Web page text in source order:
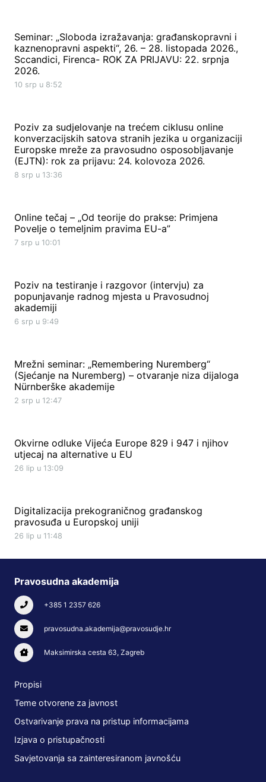
Seminar: „Sloboda izražavanja: građanskopravni i
kaznenopravni aspekti“, 26. – 28. listopada 2026.,
Sccandici, Firenca- ROK ZA PRIJAVU: 22. srpnja
2026.
10 srp u 8:52
Poziv za sudjelovanje na trećem ciklusu online
konverzacijskih satova stranih jezika u organizaciji
Europske mreže za pravosudno osposobljavanje
(EJTN): rok za prijavu: 24. kolovoza 2026.
8 srp u 13:36
Online tečaj – „Od teorije do prakse: Primjena
Povelje o temeljnim pravima EU-a”
7 srp u 10:01
Poziv na testiranje i razgovor (intervju) za
popunjavanje radnog mjesta u Pravosudnoj
akademiji
6 srp u 9:49
Mrežni seminar: „Remembering Nuremberg“
(Sjećanje na Nuremberg) – otvaranje niza dijaloga
Nürnberške akademije
2 srp u 12:47
Okvirne odluke Vijeća Europe 829 i 947 i njihov
utjecaj na alternative u EU
26 lip u 13:09
Digitalizacija prekograničnog građanskog
pravosuđa u Europskoj uniji
26 lip u 11:48
Pravosudna akademija
+385 1 2357 626
pravosudna.akademija@pravosudje.hr
Maksimirska cesta 63, Zagreb
Propisi
Teme otvorene za javnost
Ostvarivanje prava na pristup informacijama
Izjava o pristupačnosti
Savjetovanja sa zainteresiranom javnošću